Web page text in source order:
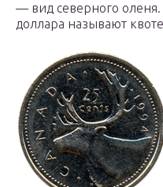
— вид северного оленя.
доллара называют